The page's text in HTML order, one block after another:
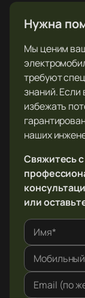
Нужна
Мы ценим
требуют
знаний. Если
избежать
наших
Свяжитесь
или
Имя*
Email (по